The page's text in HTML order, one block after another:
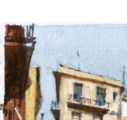
Producten
Evenementen